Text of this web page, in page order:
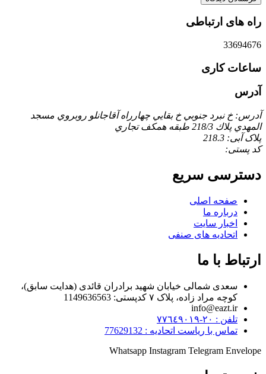
راه های ارتباطی
33694676
ساعات کاری
آدرس
آدرس: خ نبرد جنوبي خ بقايي چهارراه آقاجانلو روبروي مسجد
المهدي پلاك 218/3 طبقه همكف تجاري
پلاک آبی: 218.3
کد پستی:
دسترسی سریع
صفحه اصلی
درباره ما
اخبار سایت
اتحادیه های صنفی
ارتباط با ما
سعدی شمالی خیابان شهید برادران قائدی (هدایت سابق)،
کوچه مراد زاده، پلاک ۷ کدپستی: 1149636563
info@eazt.ir
تلفن : ٢٠-٧٧٦٤٩٠١٩
تماس با ریاست اتحادیه : 77629132
Whatsapp Instagram Telegram Envelope